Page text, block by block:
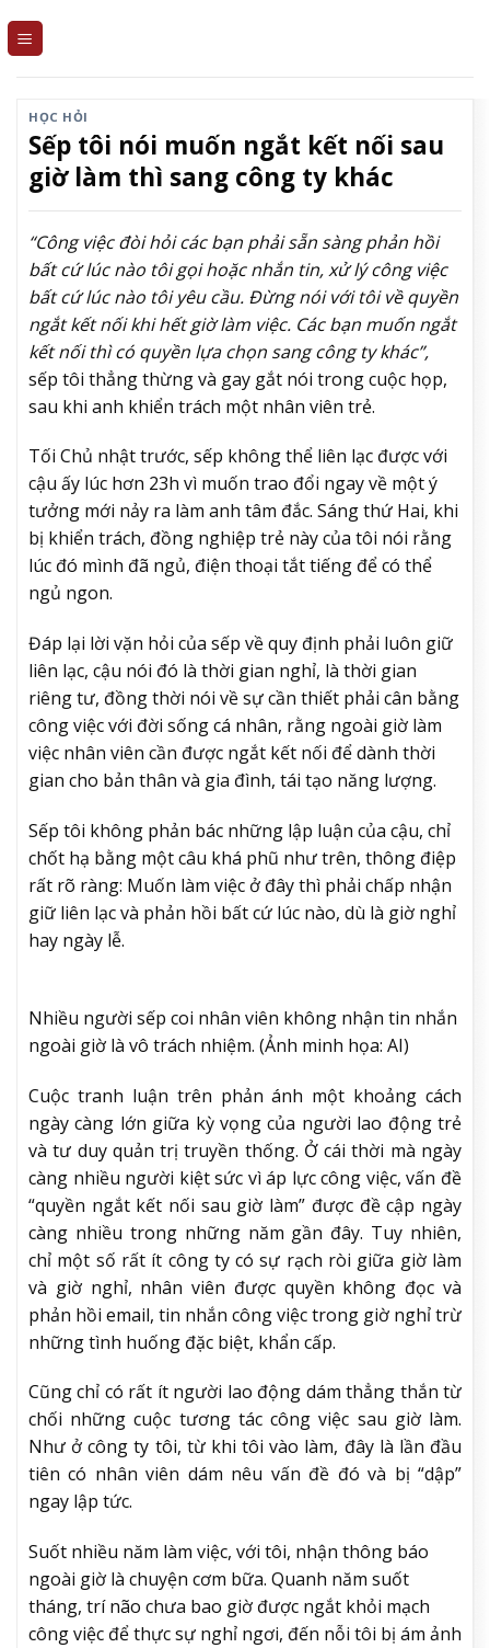
HỌC HỎI
Sếp tôi nói muốn ngắt kết nối sau
giờ làm thì sang công ty khác
“Công việc đòi hỏi các bạn phải sẵn sàng phản hồi
bất cứ lúc nào tôi gọi hoặc nhắn tin, xử lý công việc
bất cứ lúc nào tôi yêu cầu. Đừng nói với tôi về quyền
ngắt kết nối khi hết giờ làm việc. Các bạn muốn ngắt
kết nối thì có quyền lựa chọn sang công ty khác”,
sếp tôi thẳng thừng và gay gắt nói trong cuộc họp,
sau khi anh khiển trách một nhân viên trẻ.
Tối Chủ nhật trước, sếp không thể liên lạc được với
cậu ấy lúc hơn 23h vì muốn trao đổi ngay về một ý
tưởng mới nảy ra làm anh tâm đắc. Sáng thứ Hai, khi
bị khiển trách, đồng nghiệp trẻ này của tôi nói rằng
lúc đó mình đã ngủ, điện thoại tắt tiếng để có thể
ngủ ngon.
Đáp lại lời vặn hỏi của sếp về quy định phải luôn giữ
liên lạc, cậu nói đó là thời gian nghỉ, là thời gian
riêng tư, đồng thời nói về sự cần thiết phải cân bằng
công việc với đời sống cá nhân, rằng ngoài giờ làm
việc nhân viên cần được ngắt kết nối để dành thời
gian cho bản thân và gia đình, tái tạo năng lượng.
Sếp tôi không phản bác những lập luận của cậu, chỉ
chốt hạ bằng một câu khá phũ như trên, thông điệp
rất rõ ràng: Muốn làm việc ở đây thì phải chấp nhận
giữ liên lạc và phản hồi bất cứ lúc nào, dù là giờ nghỉ
hay ngày lễ.
Nhiều người sếp coi nhân viên không nhận tin nhắn
ngoài giờ là vô trách nhiệm. (Ảnh minh họa: AI)
Cuộc tranh luận trên phản ánh một khoảng cách
ngày càng lớn giữa kỳ vọng của người lao động trẻ
và tư duy quản trị truyền thống. Ở cái thời mà ngày
càng nhiều người kiệt sức vì áp lực công việc, vấn đề
“quyền ngắt kết nối sau giờ làm” được đề cập ngày
càng nhiều trong những năm gần đây. Tuy nhiên,
chỉ một số rất ít công ty có sự rạch ròi giữa giờ làm
và giờ nghỉ, nhân viên được quyền không đọc và
phản hồi email, tin nhắn công việc trong giờ nghỉ trừ
những tình huống đặc biệt, khẩn cấp.
Cũng chỉ có rất ít người lao động dám thẳng thắn từ
chối những cuộc tương tác công việc sau giờ làm.
Như ở công ty tôi, từ khi tôi vào làm, đây là lần đầu
tiên có nhân viên dám nêu vấn đề đó và bị “dập”
ngay lập tức.
Suốt nhiều năm làm việc, với tôi, nhận thông báo
ngoài giờ là chuyện cơm bữa. Quanh năm suốt
tháng, trí não chưa bao giờ được ngắt khỏi mạch
công việc để thực sự nghỉ ngơi, đến nỗi tôi bị ám ảnh